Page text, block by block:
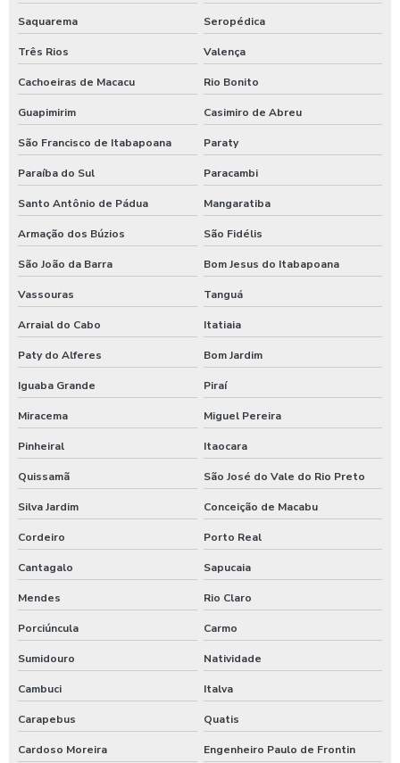
Lava ônibus
Lava rápido self service em posto de gasolina
Lavador de ônibus preco
Lavadora de alta pressão com controle remoto
Lavadora de alta pressão para lavar caminhões
Lavadora de alta pressão para lavar ônibus
Lavadora automática de carros
Lavadora automática de carros preço
Lavadora de caminhão
Lavadora de ônibus
Lavagem automática de carros
Lavagem automática de veículos
Lavagem de caminhão
Lavagem de caminhão equipamentos
Lavagem de caminhão de lixo
Lavagem de caminhão preço
Lavagem de carros self service
Lavagem expressa
Lavagem expressa de carros
Saquarema Seropédica
Três Rios Valença
Cachoeiras de Macacu Rio Bonito
Guapimirim Casimiro de Abreu
São Francisco de Itabapoana Paraty
Paraíba do Sul Paracambi
Santo Antônio de Pádua Mangaratiba
Armação dos Búzios São Fidélis
São João da Barra Bom Jesus do Itabapoana
Vassouras Tanguá
Arraial do Cabo Itatiaia
Paty do Alferes Bom Jardim
Iguaba Grande Piraí
Miracema Miguel Pereira
Pinheiral Itaocara
Quissamã São José do Vale do Rio Preto
Silva Jardim Conceição de Macabu
Cordeiro Porto Real
Cantagalo Sapucaia
Mendes Rio Claro
Porciúncula Carmo
Sumidouro Natividade
Cambuci Italva
Carapebus Quatis
Cardoso Moreira Engenheiro Paulo de Frontin